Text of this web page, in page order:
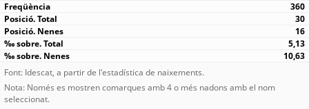
360
30
16
5,13
10,63
Font: Idescat, a partir de l'estadística de naixements.
Nota: Només es mostren comarques amb 4 o més nadons amb el nom
seleccionat.